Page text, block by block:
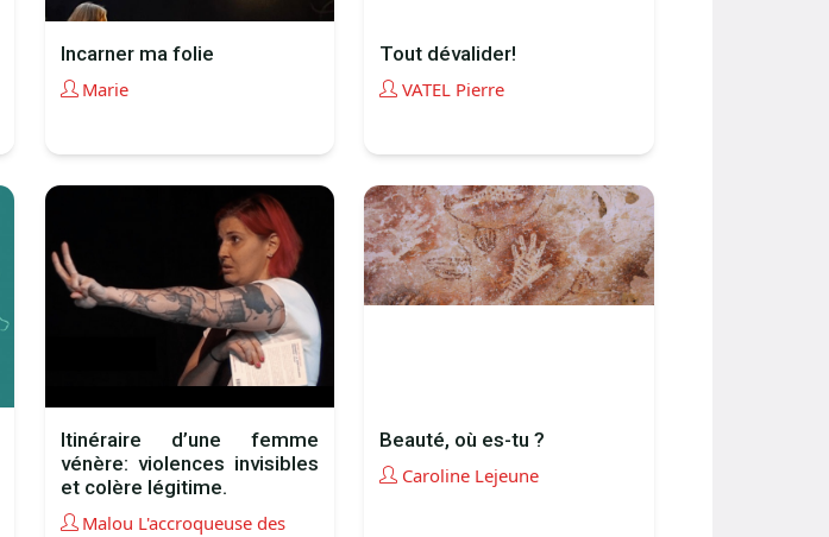
Incarner ma folie
Marie
Tout dévalider!
VATEL Pierre
Itinéraire d’une femme
vénère: violences invisibles
et colère légitime.
Malou L'accroqueuse des
Beauté, où es-tu ?
Caroline Lejeune